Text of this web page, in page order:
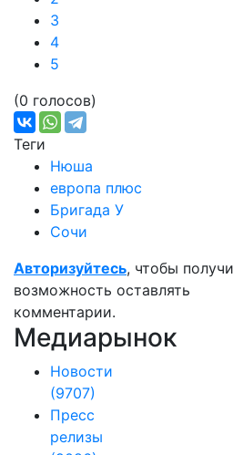
3
4
5
(0 голосов)
Теги
Нюша
европа плюс
Бригада У
Сочи
Авторизуйтесь, чтобы
возможность оставлять
комментарии.
Медиарынок
Новости
(9707)
Пресс
релизы